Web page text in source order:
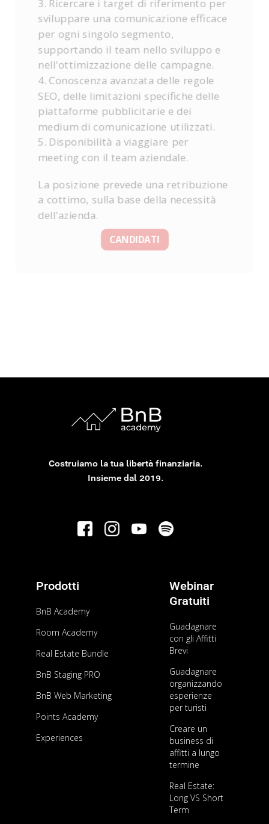
3. Ricercare i target di riferimento per
sviluppare una comunicazione efficace
per ogni singolo segmento,
supportando il team nello sviluppo e
nell'ottimizzazione delle campagne.
4. Conoscenza avanzata delle regole
SEO, delle limitazioni specifiche delle
piattaforme pubblicitarie e dei
medium di comunicazione utilizzati.
5. Disponibilità a viaggiare per
meeting con il team aziendale.
La posizione prevede una retribuzione
a cottimo, sulla base della necessità
dell'azienda.
CANDIDATI
Costruiamo la tua libertà finanziaria.
Insieme dal 2019.
Prodotti
BnB Academy
Room Academy
Real Estate Bundle
BnB Staging PRO
BnB Web Marketing
Points Academy
Experiences
Webinar
Gratuiti
Guadagnare
con gli Affitti
Brevi
Guadagnare
organizzando
esperienze
per turisti
Creare un
business di
affitti a lungo
termine
Real Estate:
Long VS Short
Term